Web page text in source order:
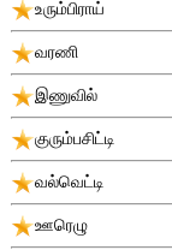
உரும்பிராய்
வரணி
இணுவில்
குரும்பசிட்டி
வல்வெட்டி
ஊரெழு